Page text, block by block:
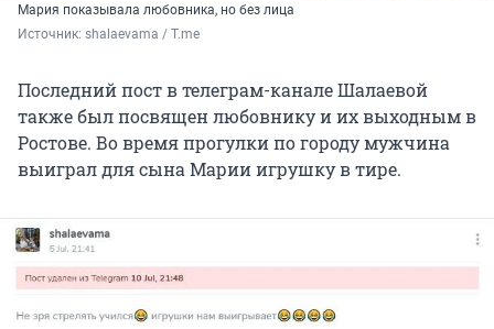
Мария показывала любовника, но без лица
Источник: shalaevama / T.me
Последний пост в телеграм-канале Шалаевой
также был посвящен любовнику и их выходным в
Ростове. Во время прогулки по городу мужчина
выиграл для сына Марии игрушку в тире.